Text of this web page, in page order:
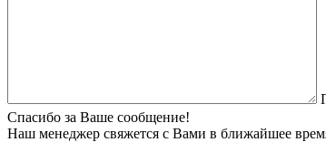
Спасибо за Ваше сообщение!
Наш менеджер свяжется с Вами в ближайшее